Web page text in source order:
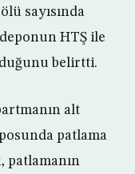
sayısında
HTŞ ile
belirtti.
alt
patlama
patlamanın